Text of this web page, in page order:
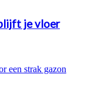
je vloer